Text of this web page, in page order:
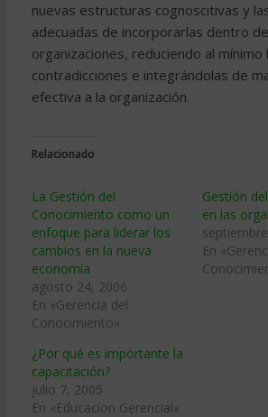
nuevas estructuras cognoscitivas y
adecuadas de incorporarlas dentro
organizaciones, reduciendo al mínimo
contradicciones e integrándolas de
efectiva a la organización.
Relacionado
La Gestión del
Conocimiento como un
enfoque para liderar los
cambios en la nueva
economía
agosto 24, 2006
En «Gerencia del
Conocimiento»
Gestión
en las
En
¿Por qué es importante la
capacitación?
julio 7, 2005
En «Educacion Gerencial»